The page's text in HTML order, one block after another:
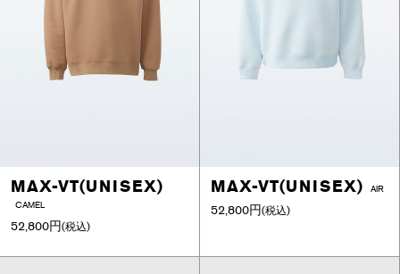
MAX-VT(UNISEX)
CAMEL
52,800円(税込)
MAX-VT(UNISEX) AIR
52,800円(税込)